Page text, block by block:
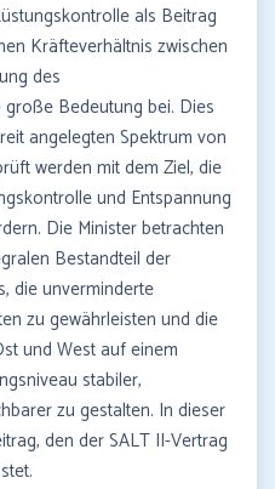
als Beitrag
Kräfteverhältnis zwischen
des
Bedeutung bei. Dies
angelegten Spektrum von
werden mit dem Ziel, die
und Entspannung
Die Minister betrachten
Bestandteil der
die unverminderte
zu gewährleisten und die
und West auf einem
stabiler,
zu gestalten. In dieser
den der SALT II-Vertrag